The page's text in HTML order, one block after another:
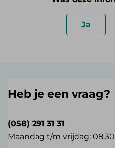
Ja
Heb je een vraag?
(058) 291 31 31
Maandag t/m vrijdag: